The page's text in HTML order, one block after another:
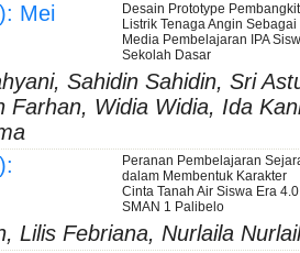
Mei
Desain Prototype Pembangkit
Listrik Tenaga Angin Sebagai
Media Pembelajaran IPA
Sekolah Dasar
Sahidin Sahidin, Sri
Farhan, Widia Widia, Ida
Peranan Pembelajaran
dalam Membentuk Karakter
Cinta Tanah Air Siswa Era
SMAN 1 Palibelo
Lilis Febriana, Nurlaila